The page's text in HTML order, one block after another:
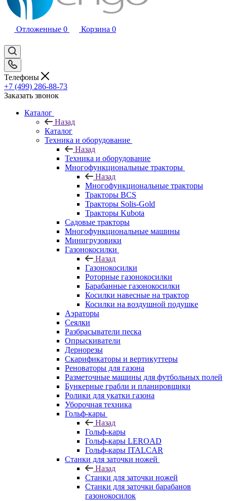
Отложенные 0 Корзина 0
Телефоны
+7 (499) 286-88-73
Заказать звонок
Каталог
Назад
Каталог
Техника и оборудование
Назад
Техника и оборудование
Многофункциональные тракторы
Назад
Многофункциональные тракторы
Тракторы BCS
Тракторы Solis-Gold
Тракторы Kubota
Садовые тракторы
Многофункциональные машины
Минигрузовики
Газонокосилки
Назад
Газонокосилки
Роторные газонокосилки
Барабанные газонокосилки
Косилки навесные на трактор
Косилки на воздушной подушке
Аэраторы
Сеялки
Разбрасыватели песка
Опрыскиватели
Дернорезы
Скарификаторы и вертикуттеры
Реноваторы для газона
Разметочные машины для футбольных полей
Бункерные грабли и планировщики
Ролики для укатки газона
Уборочная техника
Гольф-кары
Назад
Гольф-кары
Гольф-кары LEROAD
Гольф-кары ITALCAR
Станки для заточки ножей
Назад
Станки для заточки ножей
Станки для заточки барабанов
газонокосилок